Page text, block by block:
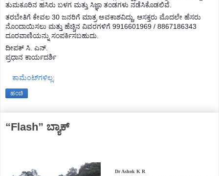
ತುಮಕೂರಿನ ಹಸಿರು ಬಳಗ ಮತ್ತು ಸಿಜ್ಞಾ ತಂಡಗಳು ನಡೆಸಿಕೊಡಲಿವೆ.
ತರಬೇತಿಗೆ ಕೇವಲ 30 ಜನರಿಗೆ ಮಾತ್ರ ಅವಕಾಶವಿದ್ದು, ಆಸಕ್ತರು ಮೊದಲೇ ಹೆಸರು
ನೊಂದಾಯಿಸಲು ಮತ್ತು ಹೆಚ್ಚಿನ ವಿವರಗಳಿಗೆ 9916601969 / 8867186343
ದೂರವಾಣಿಯನ್ನು ಸಂಪರ್ಕಿಸಬಹುದು.
ದೀಪಕ್ ಸಿ. ಎನ್.
ಪ್ರಧಾನ ಕಾರ್ಯದರ್ಶಿ
ಕಾಮೆಂಟ್‌ಗಳಿಲ್ಲ:
ಹಂಚಿ
“Flash” ಬ್ಯಾಕ್
Dr Ashok K R